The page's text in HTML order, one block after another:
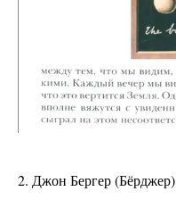
2. Джон Бергер